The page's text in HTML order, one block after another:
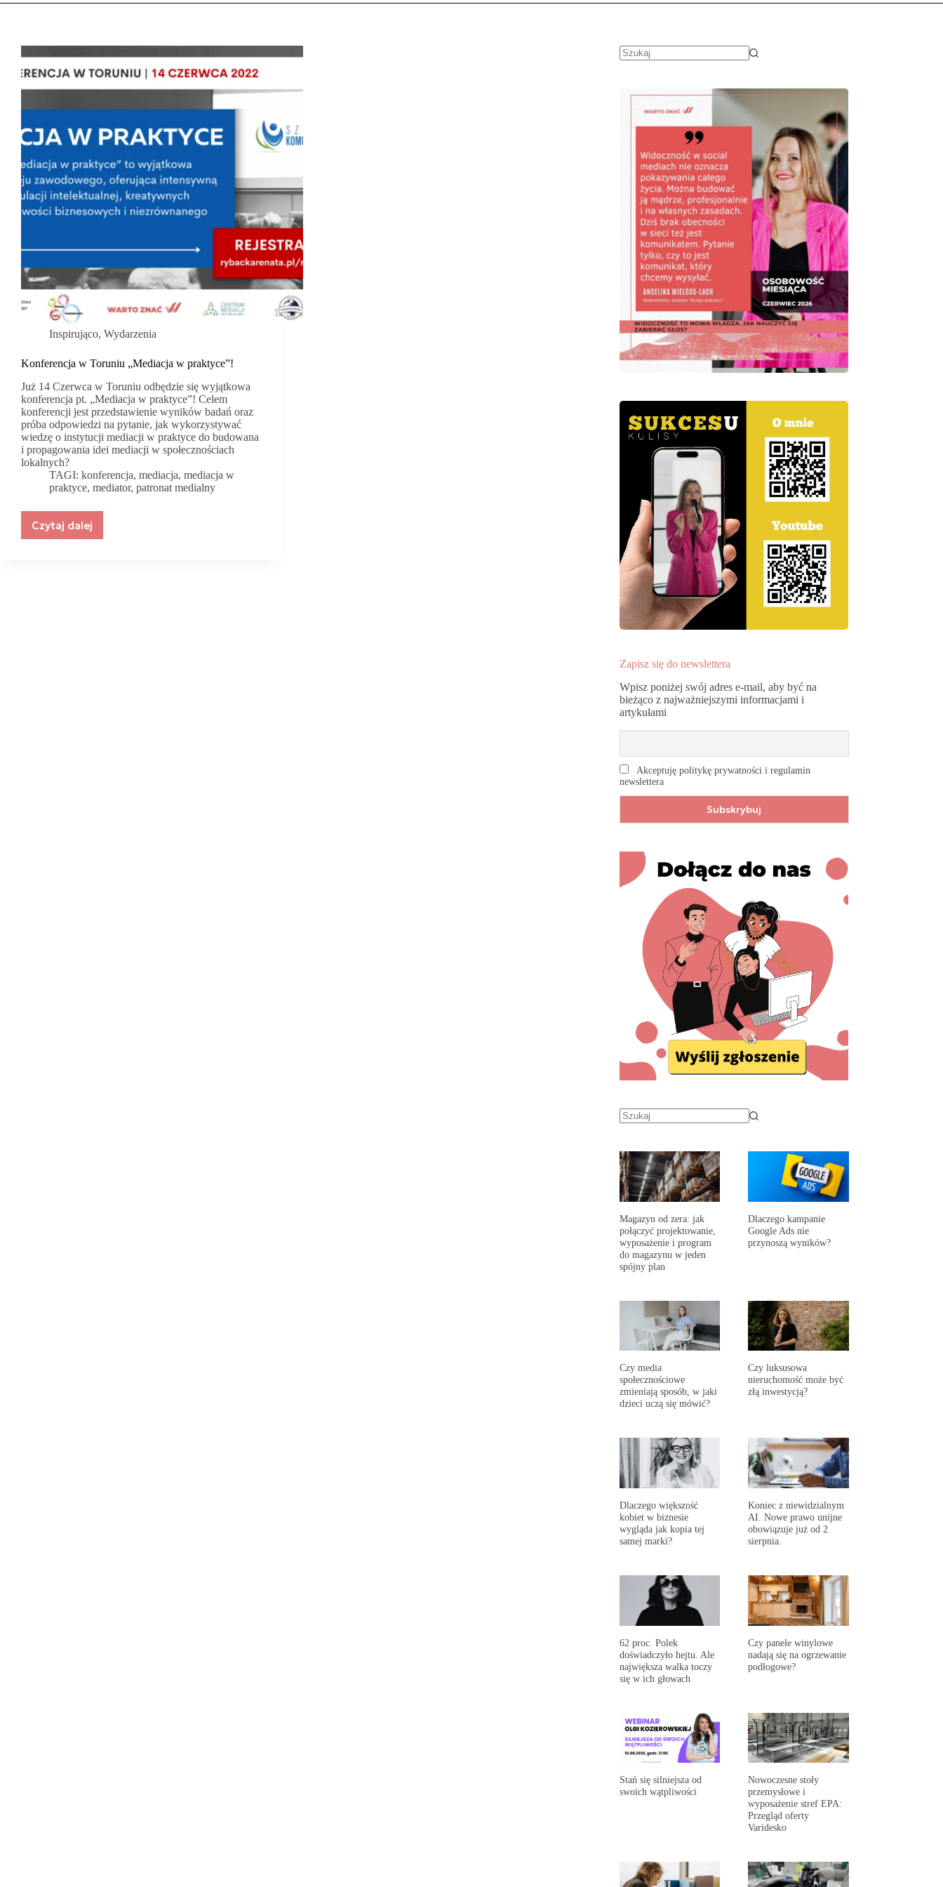
Inspirująco, Wydarzenia
Konferencja w Toruniu „Mediacja w praktyce”!
Już 14 Czerwca w Toruniu odbędzie się wyjątkowa
konferencja pt. „Mediacja w praktyce”! Celem
konferencji jest przedstawienie wyników badań oraz
próba odpowiedzi na pytanie, jak wykorzystywać
wiedzę o instytucji mediacji w praktyce do budowana
i propagowania idei mediacji w społecznościach
lokalnych?
TAGI: konferencja,mediacja,mediacja w
praktyce, mediator, patronat medialny
Czytaj dalej
Konferencja
Zapisz się do newslettera
Wpisz poniżej swój adres e-mail, aby być na
bieżąco z najważniejszymi informacjami i
artykułami
Akceptuję politykę prywatności i regulamin
newslettera
Magazyn od zera: jak
połączyć projektowanie,
wyposażenie i program
do magazynu w jeden
spójny plan
Dlaczego kampanie
Google Ads nie
przynoszą wyników?
Czy media
społecznościowe
zmieniają sposób, w jaki
dzieci uczą się mówić?
Czy luksusowa
nieruchomość może być
złą inwestycją?
Dlaczego większość
kobiet w biznesie
wygląda jak kopia tej
samej marki?
Koniec z niewidzialnym
AI. Nowe prawo unijne
obowiązuje już od 2
sierpnia.
62 proc. Polek
doświadczyło hejtu. Ale
największa walka toczy
się w ich głowach
Czy panele winylowe
nadają się na ogrzewanie
podłogowe?
Stań się silniejsza od
swoich wątpliwości
Nowoczesne stoły
przemysłowe i
wyposażenie stref EPA:
Przegląd oferty
Varidesko